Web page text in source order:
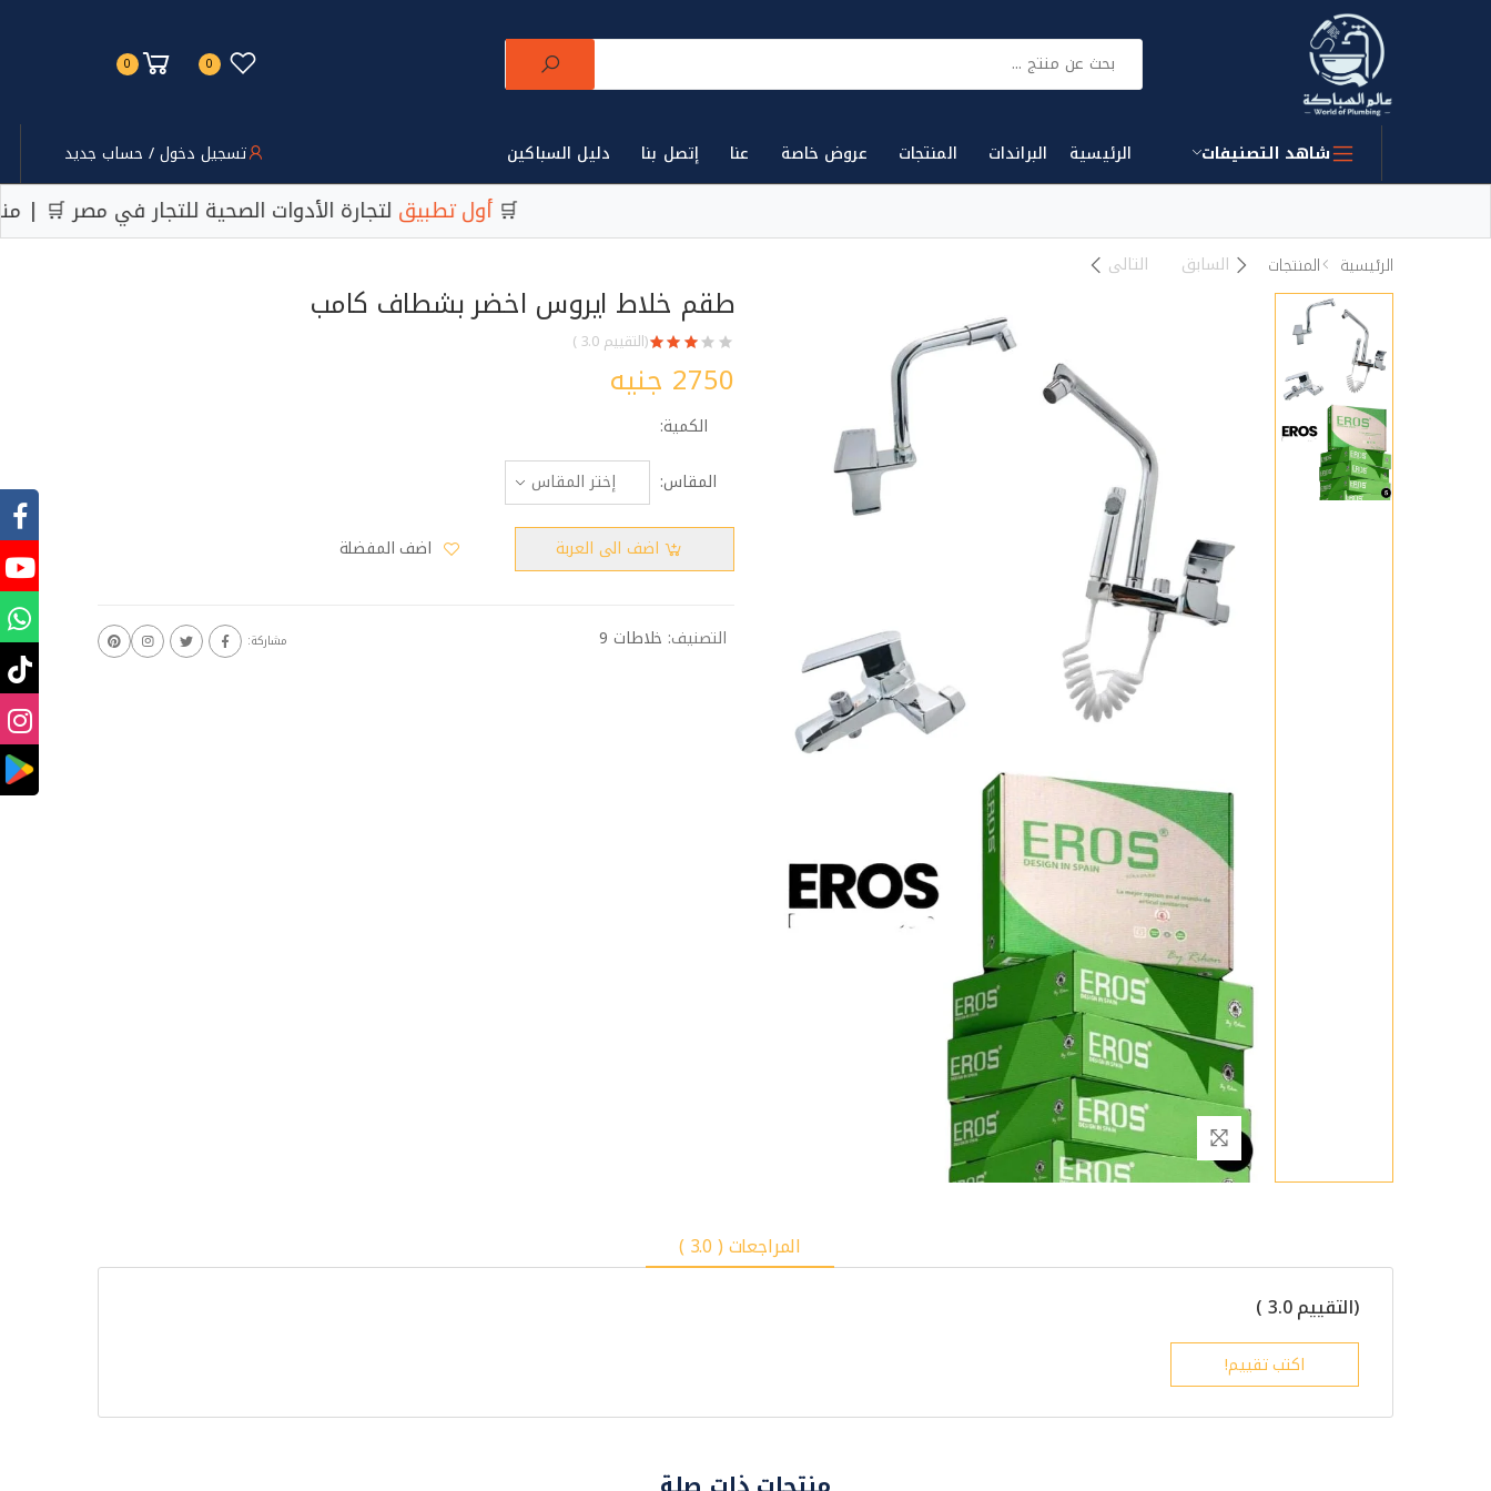
بحث
0
0
شاهد التصنيفات الرئيسية البراندات المنتجات عروض خاصة عنا إتصل بنا دليل السباكين تسجيل دخول / حساب جديد
أول تطبيقلتجارة الأدوات الصحية للتجار في مصر 🛒 |
الرئيسية المنتجات السابق التالى
طقم خلاط ايروس اخضر بشطاف كامب
(التقييم 3.0 )
2750 جنيه
الكمية:
المقاس:
اضف الى العربة اضف المفضلة
التصنيف: خلاطات 9 مشاركة:
المراجعات ( 3.0 )
(التقييم 3.0 )
اكتب تقييم!